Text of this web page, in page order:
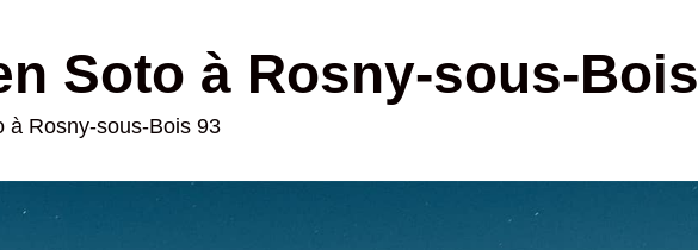
Soto à Rosny-sous-Bois
à Rosny-sous-Bois 93